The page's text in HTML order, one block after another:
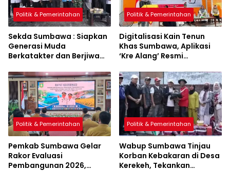
Politik & Pemerintahan
Sekda Sumbawa : Siapkan
Generasi Muda
Berkatakter dan Berjiwa
Politik & Pemerintahan
Digitalisasi Kain Tenun
Khas Sumbawa, Aplikasi
‘Kre Alang’ Resmi
Politik & Pemerintahan
Pemkab Sumbawa Gelar
Rakor Evaluasi
Pembangunan 2026,
Politik & Pemerintahan
Wabup Sumbawa Tinjau
Korban Kebakaran di Desa
Kerekeh, Tekankan